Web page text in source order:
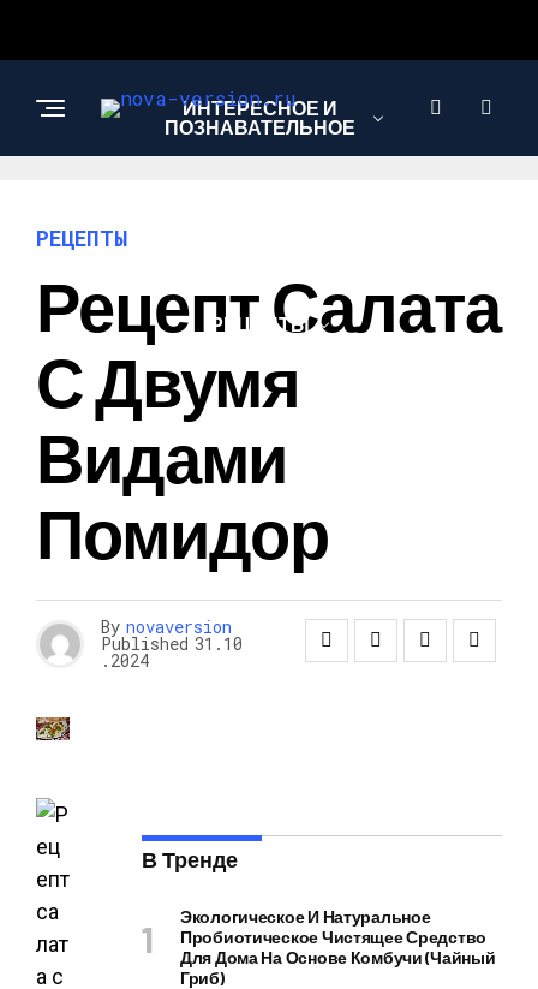
ИНТЕРЕСНОЕ И
ПОЗНАВАТЕЛЬНОЕ
РЕЦЕПТЫ
РЕЦЕПТЫ
Рецепт Салата
С Двумя
Видами
Помидор
By novaversion
Published 31.10
.2024
В Тренде
Экологическое И Натуральное
Пробиотическое Чистящее Средство
Для Дома На Основе Комбучи (чайный
Гриб)